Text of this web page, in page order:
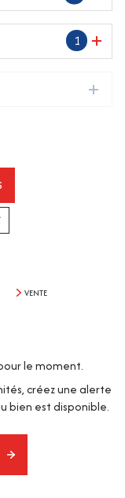
1
VENTE
le moment.
créez une alerte
bien est disponible.